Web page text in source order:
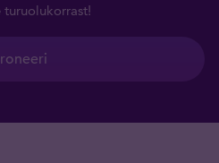
turuolukorrast!